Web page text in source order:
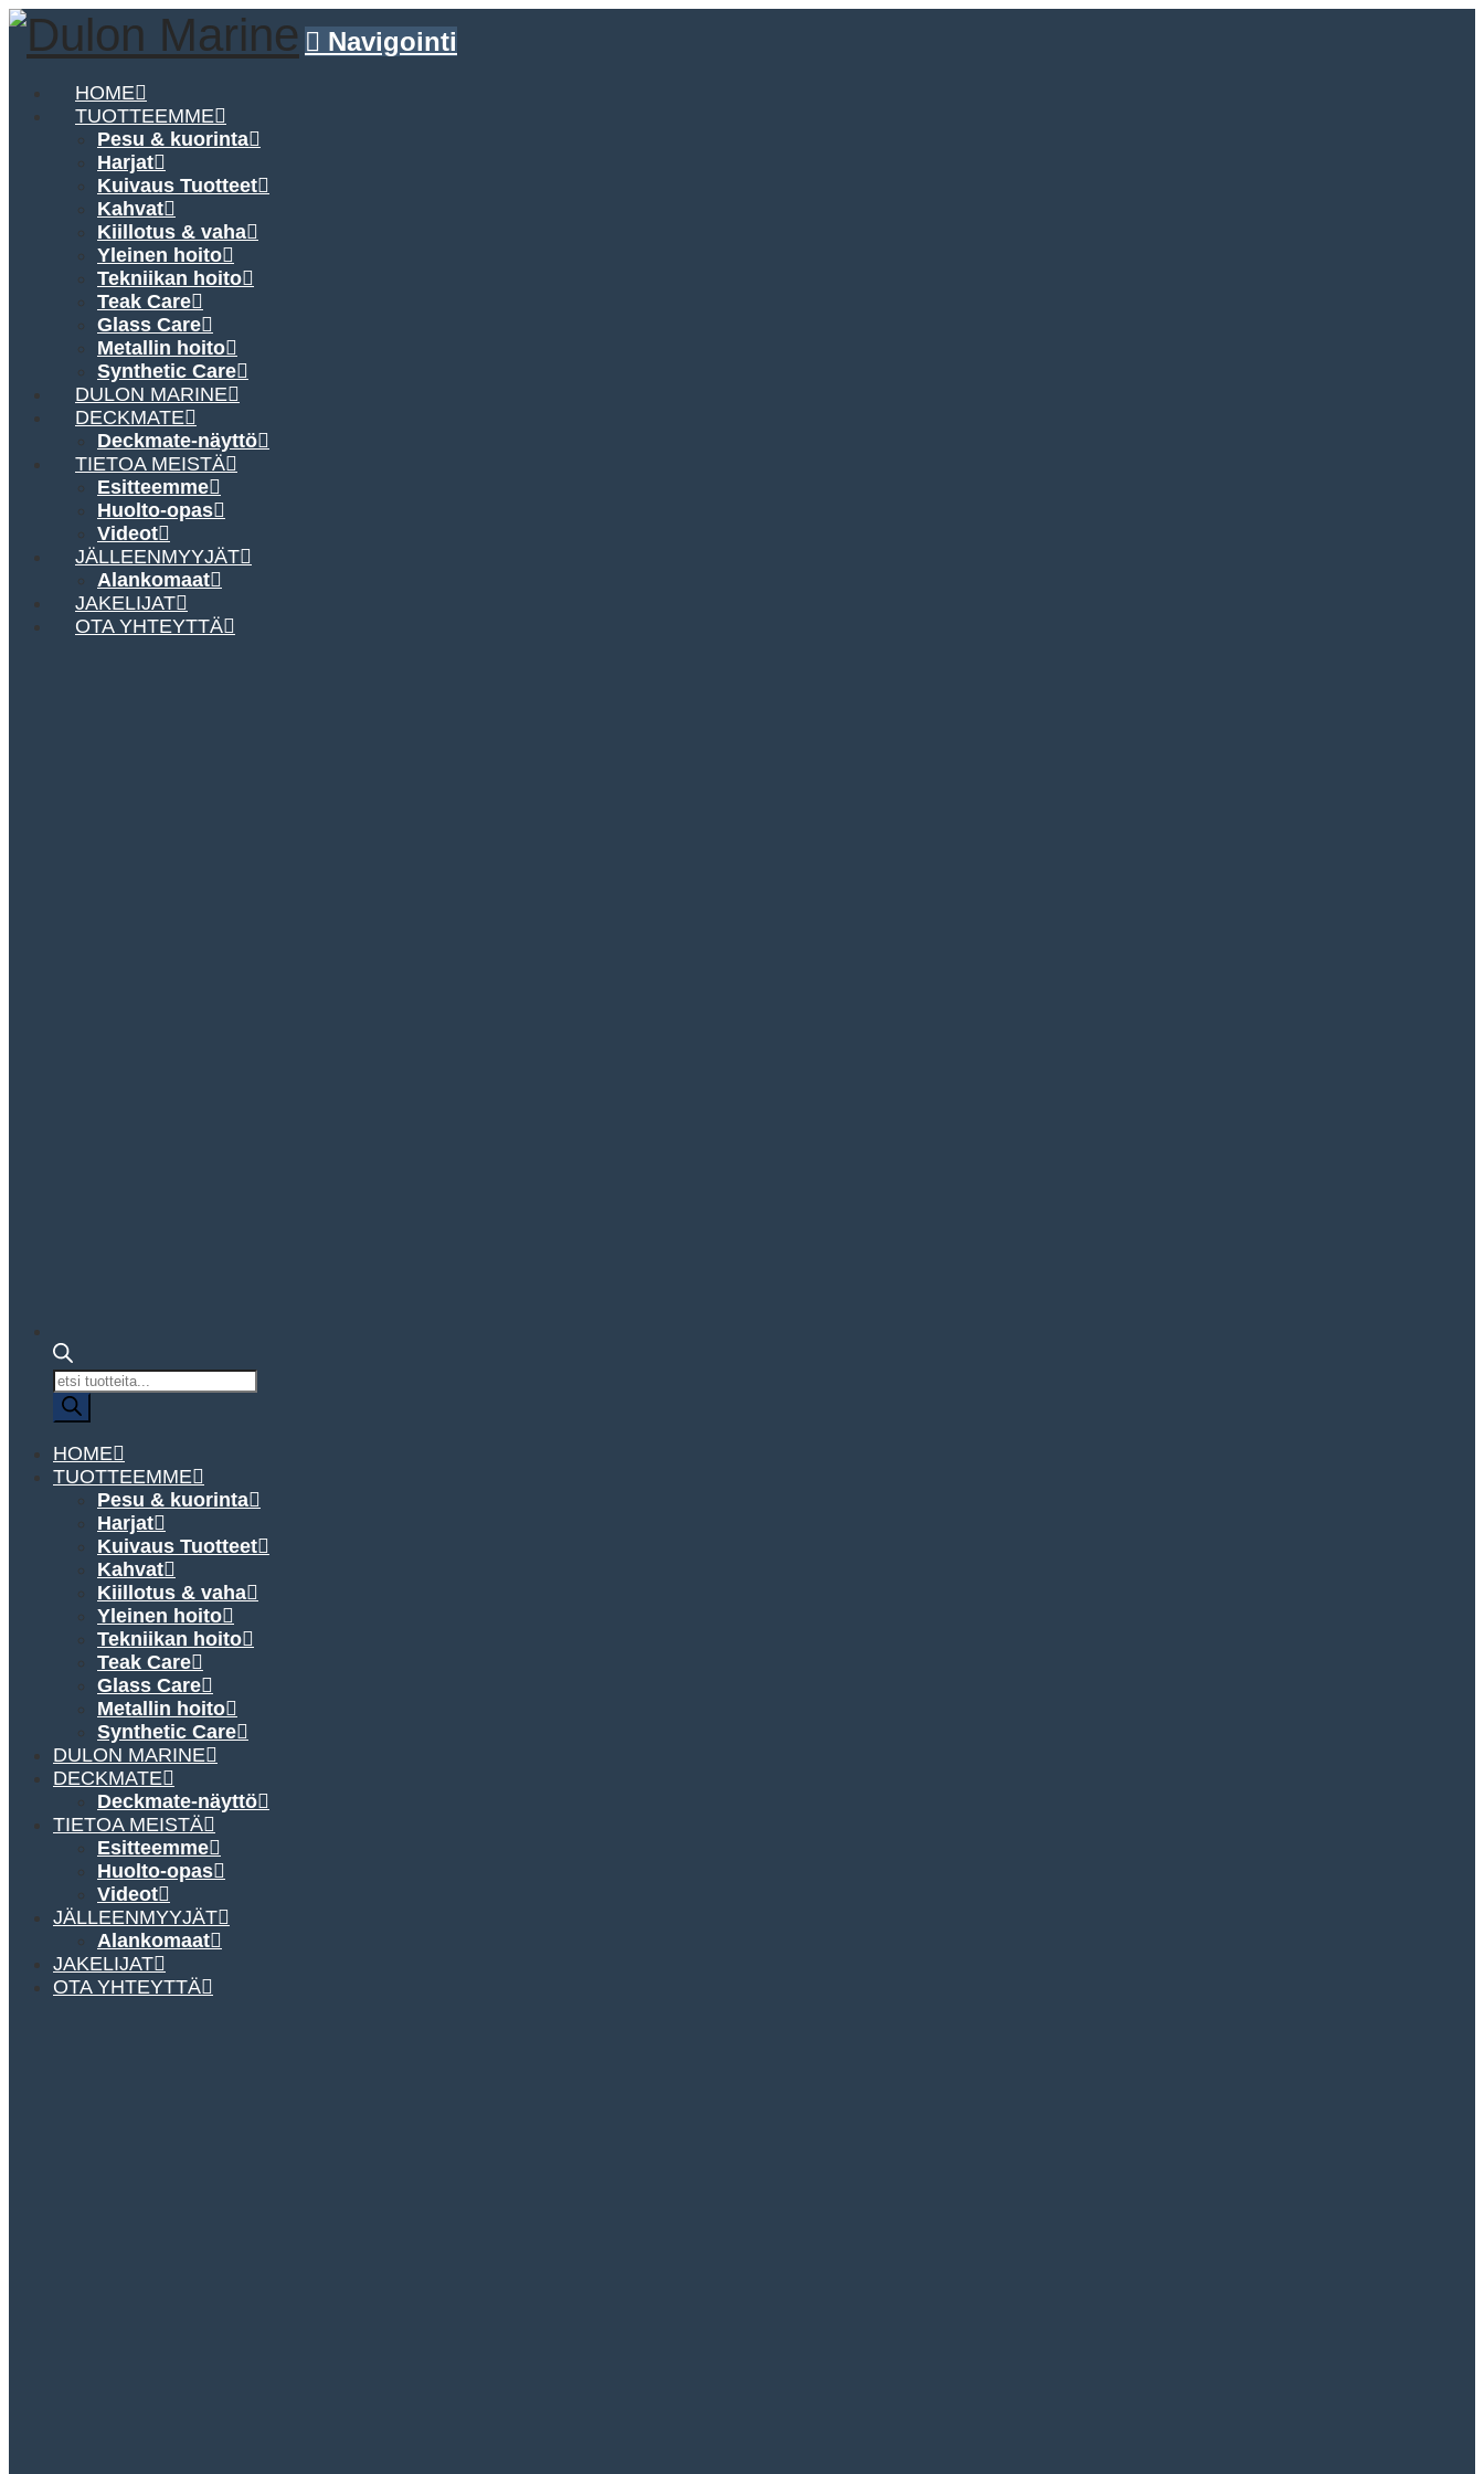
Navigointi
HOME
TUOTTEEMME
Pesu & kuorinta
Harjat
Kuivaus Tuotteet
Kahvat
Kiillotus & vaha
Yleinen hoito
Tekniikan hoito
Teak Care
Glass Care
Metallin hoito
Synthetic Care
DULON MARINE
DECKMATE
Deckmate-näyttö
TIETOA MEISTÄ
Esitteemme
Huolto-opas
Videot
JÄLLEENMYYJÄT
Alankomaat
JAKELIJAT
OTA YHTEYTTÄ
Tuotteiden
haku
HOME
TUOTTEEMME
Pesu & kuorinta
Harjat
Kuivaus Tuotteet
Kahvat
Kiillotus & vaha
Yleinen hoito
Tekniikan hoito
Teak Care
Glass Care
Metallin hoito
Synthetic Care
DULON MARINE
DECKMATE
Deckmate-näyttö
TIETOA MEISTÄ
Esitteemme
Huolto-opas
Videot
JÄLLEENMYYJÄT
Alankomaat
JAKELIJAT
OTA YHTEYTTÄ